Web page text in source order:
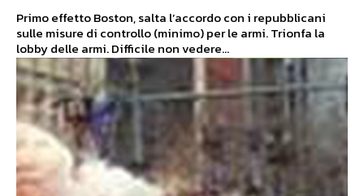
Primo effetto Boston, salta l’accordo con i repubblicani
sulle misure di controllo (minimo) per le armi. Trionfa la
lobby delle armi. Difficile non vedere...